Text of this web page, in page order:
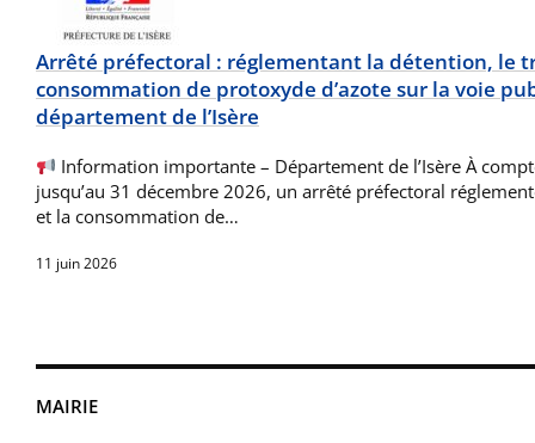
MAIRIE
Arrêté préfectoral : réglementant la détention, le
consommation de protoxyde d’azote sur la voie
département de l’Isère
Information importante – Département de l’Isère À
jusqu’au 31 décembre 2026, un arrêté préfectoral
et la consommation de…
11 juin 2026